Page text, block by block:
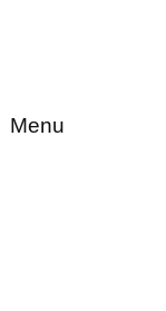
Menu